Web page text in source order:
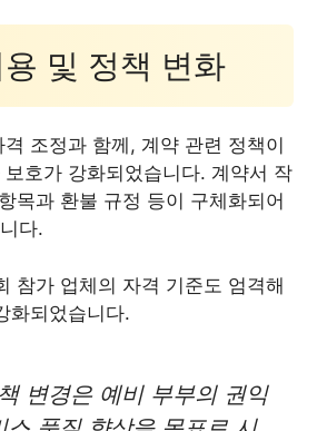
및 정책 변화
조정과 함께, 계약 관련 정책이
호가 강화되었습니다. 계약서 작
목과 환불 규정 등이 구체화되어
다.
참가 업체의 자격 기준도 엄격해
화되었습니다.
변경은 예비 부부의 권익